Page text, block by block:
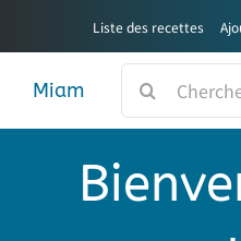
Liste des recettes
Miam Rechercher: